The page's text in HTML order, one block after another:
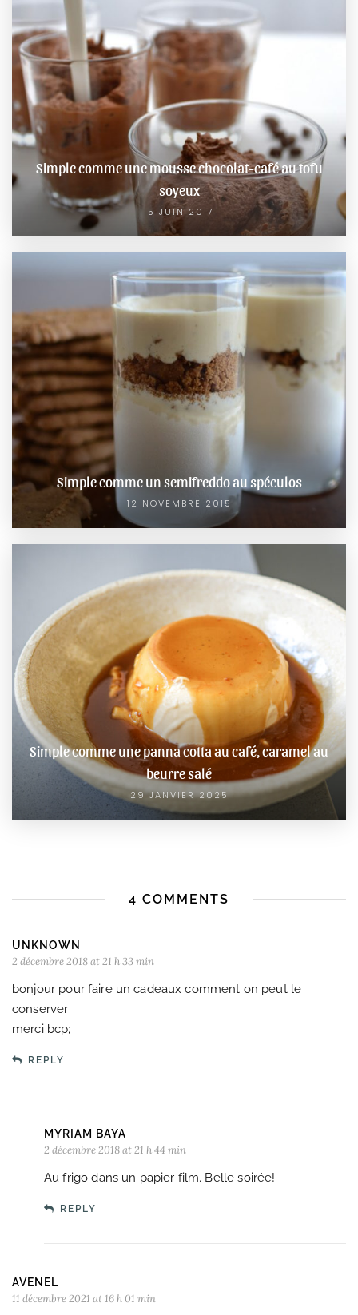
Simple comme une mousse chocolat-café au tofu
soyeux
15 JUIN 2017
Simple comme un semifreddo au spéculos
12 NOVEMBRE 2015
Simple comme une panna cotta au café, caramel au
beurre salé
29 JANVIER 2025
4 COMMENTS
UNKNOWN
2 décembre 2018 at 21 h 33 min
bonjour pour faire un cadeaux comment on peut le
conserver
merci bcp;
REPLY
MYRIAM BAYA
2 décembre 2018 at 21 h 44 min
Au frigo dans un papier film. Belle soirée!
REPLY
AVENEL
11 décembre 2021 at 16 h 01 min